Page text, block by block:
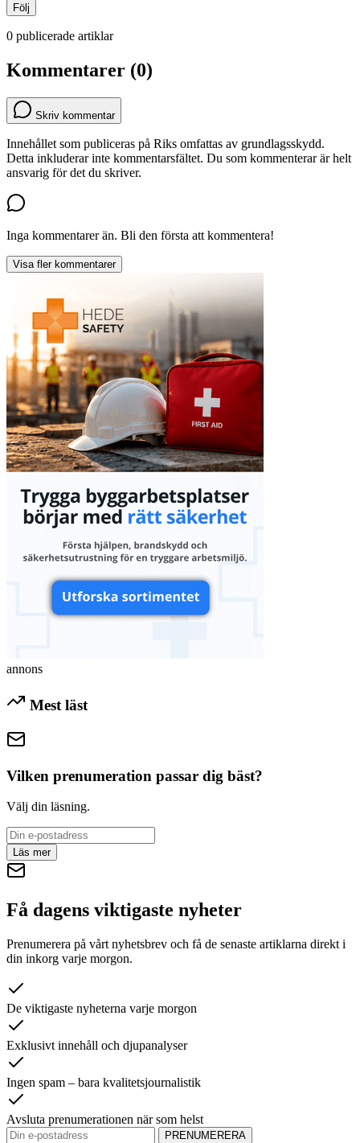
Följ
0 publicerade artiklar
Kommentarer (0)
Skriv kommentar
Innehållet som publiceras på Riks omfattas av grundlagsskydd.
Detta inkluderar inte kommentarsfältet. Du som kommenterar är helt
ansvarig för det du skriver.
Inga kommentarer än. Bli den första att kommentera!
Visa fler kommentarer
annons
Mest läst
Vilken prenumeration passar dig bäst?
Välj din läsning.
Läs mer
Få dagens viktigaste nyheter
Prenumerera på vårt nyhetsbrev och få de senaste artiklarna direkt i
din inkorg varje morgon.
De viktigaste nyheterna varje morgon
Exklusivt innehåll och djupanalyser
Ingen spam – bara kvalitetsjournalistik
Avsluta prenumerationen när som helst
PRENUMERERA